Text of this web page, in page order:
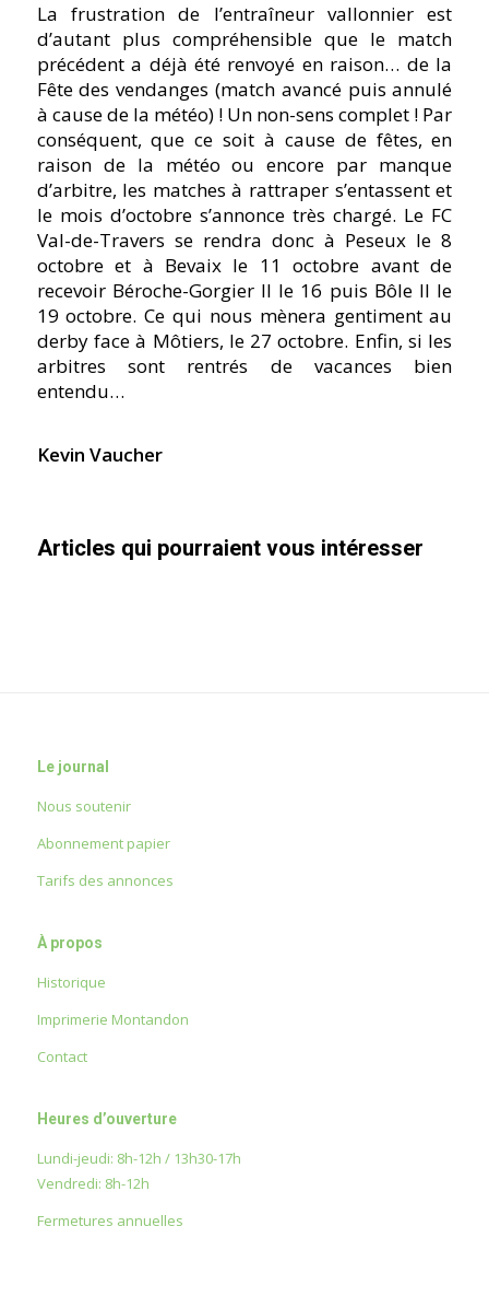
La frustration de l’entraîneur vallonnier est
d’autant plus compréhensible que le match
précédent a déjà été renvoyé en raison… de la
Fête des vendanges (match avancé puis annulé
à cause de la météo) ! Un non-sens complet ! Par
conséquent, que ce soit à cause de fêtes, en
raison de la météo ou encore par manque
d’arbitre, les matches à rattraper s’entassent et
le mois d’octobre s’annonce très chargé. Le FC
Val-de-Travers se rendra donc à Peseux le 8
octobre et à Bevaix le 11 octobre avant de
recevoir Béroche-Gorgier II le 16 puis Bôle II le
19 octobre. Ce qui nous mènera gentiment au
derby face à Môtiers, le 27 octobre. Enfin, si les
arbitres sont rentrés de vacances bien
entendu…
Kevin Vaucher
Articles qui pourraient vous intéresser
Le journal
Nous soutenir
Abonnement papier
Tarifs des annonces
À propos
Historique
Imprimerie Montandon
Contact
Heures d’ouverture
Lundi-jeudi: 8h-12h / 13h30-17h
Vendredi: 8h-12h
Fermetures annuelles